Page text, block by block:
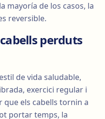
mayoría de los casos, la
reversible.
perduts
de vida saludable,
exercici regular i
que els cabells tornin a
portar temps, la